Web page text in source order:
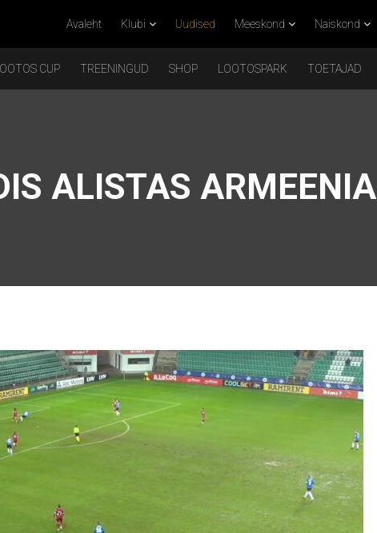
Avaleht Klubi Uudised Meeskond Naiskond
LOOTOS CUP TREENINGUD SHOP LOOTOSPARK TOETAJAD
ALISTAS ARMEENIA